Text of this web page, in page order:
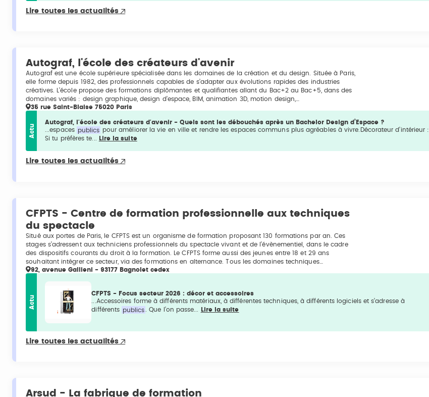
Lire toutes les actualités
Autograf, l'école des créateurs d'avenir
Autograf est une école supérieure spécialisée dans les domaines de la création et du design. Située à Paris,
elle forme depuis 1982, des professionnels capables de s’adapter aux évolutions rapides des industries
créatives. L’école propose des formations diplômantes et qualifiantes allant du Bac+2 au Bac+5, dans des
domaines variés : design graphique, design d’espace, BIM, animation 3D, motion design,…
35 rue Saint-Blaise 75020 Paris
Actu
Autograf, l'école des créateurs d'avenir - Quels sont les débouchés après un Bachelor Design d’Espace ?
...espaces publics pour améliorer la vie en ville et rendre les espaces communs plus agréables à vivre.Décorateur d’intérieur :
Si tu préfères te...
Lire la suite
Lire toutes les actualités
CFPTS - Centre de formation professionnelle aux techniques
du spectacle
Situé aux portes de Paris, le CFPTS est un organisme de formation proposant 130 formations par an. Ces
stages s’adressent aux techniciens professionnels du spectacle vivant et de l’évènementiel, dans le cadre
des dispositifs courants du droit à la formation. Le CFPTS forme aussi des jeunes entre 18 et 29 ans
souhaitant intégrer ce secteur, via des formations en alternance. Tous les domaines techniques…
92, avenue Gallieni - 93177 Bagnolet cedex
Actu
CFPTS - Focus secteur 2026 : décor et accessoires
...Accessoires forme à différents matériaux, à différentes techniques, à différents logiciels et s’adresse à
différents publics . Que l’on passe... Lire la suite
Lire toutes les actualités
Arsud - La fabrique de formation